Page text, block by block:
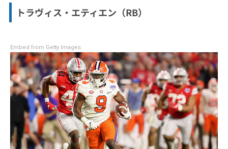
トラヴィス・エティエン（RB）
Embed from Getty Images